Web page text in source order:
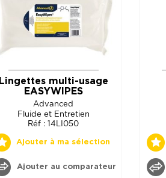
Lingettes multi-usage
EASYWIPES
Advanced
Fluide et Entretien
Réf : 14LI050
Ajouter à ma sélection
Ajouter au comparateur